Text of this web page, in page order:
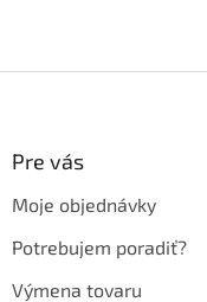
Pre vás
Moje objednávky
Potrebujem poradiť?
Výmena tovaru